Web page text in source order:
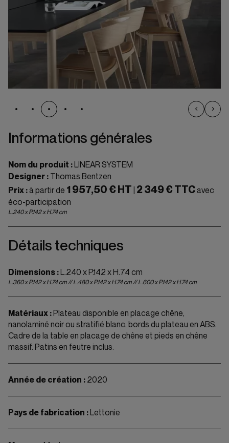
Informations générales
Nom du produit :LINEAR SYSTEM
Designer : Thomas Bentzen
Prix : à partir de 1 957,50 € HT 2 349 € TTC avec
éco-participation
L.240 x P.142 x H.74 cm
Détails techniques
Dimensions :L.240 x P.142 x H.74 cm
L.360 x P.142 x H.74 cm // L.480 x P.142 x H.74 cm // L.600 x P.142 x H.74 cm
Matériaux :Plateau disponible en placage chêne,
nanolaminé noir ou stratifié blanc, bords du plateau en ABS.
Cadre de la table en placage de chêne et pieds en chêne
massif. Patins en feutre inclus.
Année de création : 2020
Pays de fabrication :Lettonie